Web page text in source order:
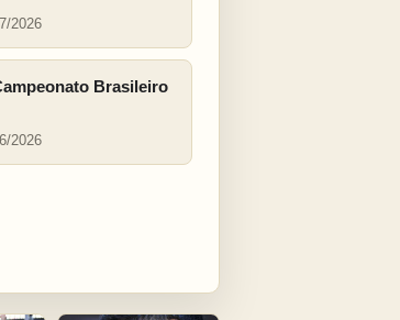
2026
Brasileiro
2026